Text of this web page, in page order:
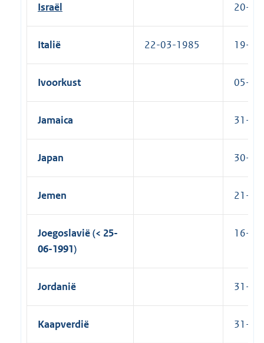
Israël 20-
Italië 22-03-1985 19-
Ivoorkust 05-
Jamaica 31-
Japan 30-
Jemen 21-
Joegoslavië (< 25-
06-1991)
16-
Jordanië 31-
Kaapverdië 31-